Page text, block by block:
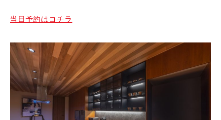
当日予約はコチラ